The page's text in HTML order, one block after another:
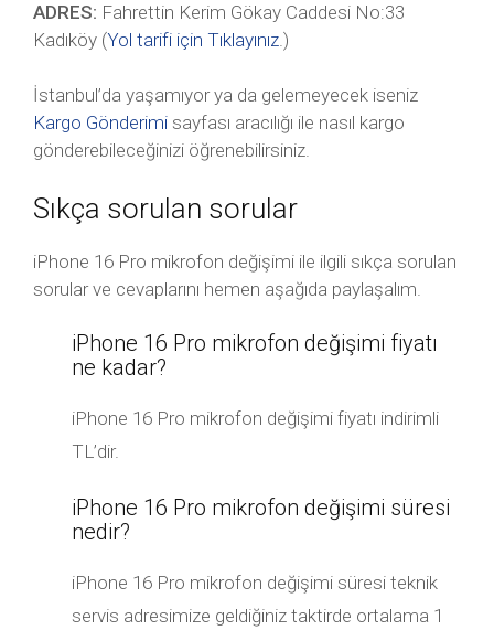
ADRES: Fahrettin Kerim Gökay Caddesi No:33
Kadıköy (Yol tarifi için Tıklayınız.)
İstanbul’da yaşamıyor ya da gelemeyecek iseniz
Kargo Gönderimi sayfası aracılığı ile nasıl kargo
gönderebileceğinizi öğrenebilirsiniz.
Sıkça sorulan sorular
iPhone 16 Pro mikrofon değişimi ile ilgili sıkça sorulan
sorular ve cevaplarını hemen aşağıda paylaşalım.
iPhone 16 Pro mikrofon değişimi fiyatı
ne kadar?
iPhone 16 Pro mikrofon değişimi fiyatı indirimli
TL’dir.
iPhone 16 Pro mikrofon değişimi süresi
nedir?
iPhone 16 Pro mikrofon değişimi süresi teknik
servis adresimize geldiğiniz taktirde ortalama 1